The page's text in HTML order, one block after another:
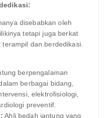
disebabkan oleh
tetapi juga berkat
dan berdedikasi.
berpengalaman
berbagai bidang,
elektrofisiologi,
preventif.
Ahli bedah jantung yang